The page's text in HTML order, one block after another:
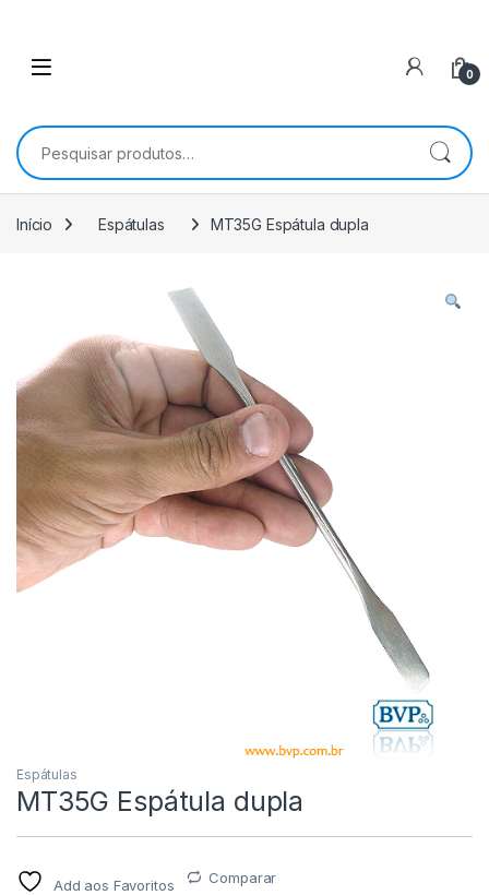
0
Pesquisar por:
Início Espátulas MT35G Espátula dupla
Espátulas
MT35G Espátula dupla
Add aos Favoritos Comparar